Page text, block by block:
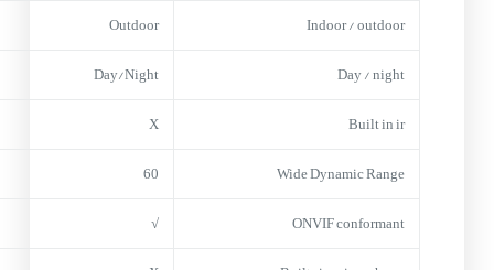
Indoor / outdoor
Outdoor
Day / night
Day/Night
Built in ir
X
Wide Dynamic Range
60
ONVIF conformant
√